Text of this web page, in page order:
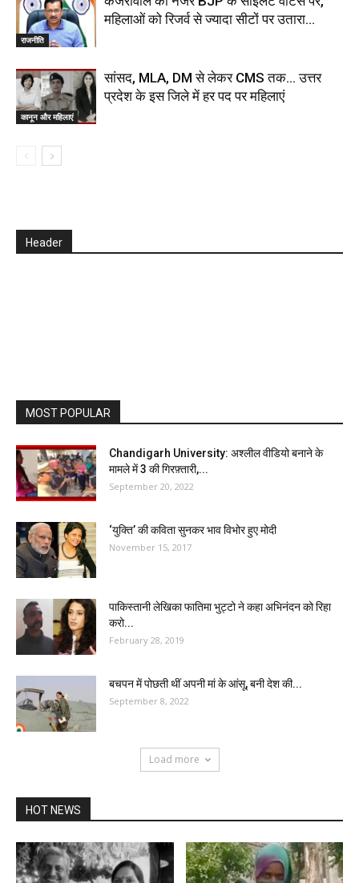
राजनीति
महिलाओं को रिजर्व से ज्यादा सीटों पर उतारा…
कानून और महिलाएं
सांसद, MLA, DM से लेकर CMS तक… उत्तर
प्रदेश के इस जिले में हर पद पर महिलाएं
Header
MOST POPULAR
Chandigarh University: अश्लील वीडियो बनाने के
मामले में 3 की गिरफ़्तारी,...
September 20, 2022
‘युक्ति’ की कविता सुनकर भाव विभोर हुए मोदी
November 15, 2017
पाकिस्तानी लेखिका फातिमा भुट्टो ने कहा अभिनंदन को रिहा
करो...
February 28, 2019
बचपन में पोछती थीं अपनी मां के आंसू, बनी देश की...
September 8, 2022
Load more
HOT NEWS